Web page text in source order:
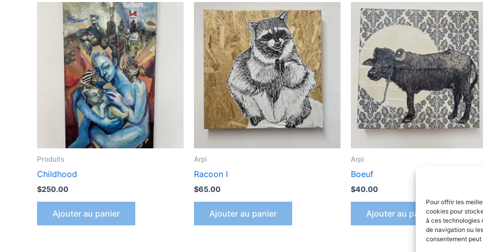
Pour offrir les
cookies pour
à ces technologies
de navigation ou
consentement
Produits
Childhood
$250.00
Ajouter au panier
Arpi
Racoon I
$65.00
Ajouter au panier
Arpi
Boeuf
$40.00
Ajouter au panier